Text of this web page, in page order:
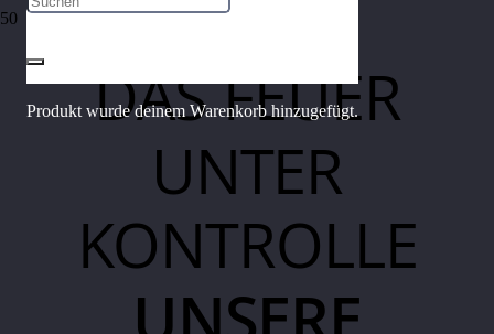
Produkt wurde deinem Warenkorb hinzugefügt.
DAS FEUER
UNTER
KONTROLLE